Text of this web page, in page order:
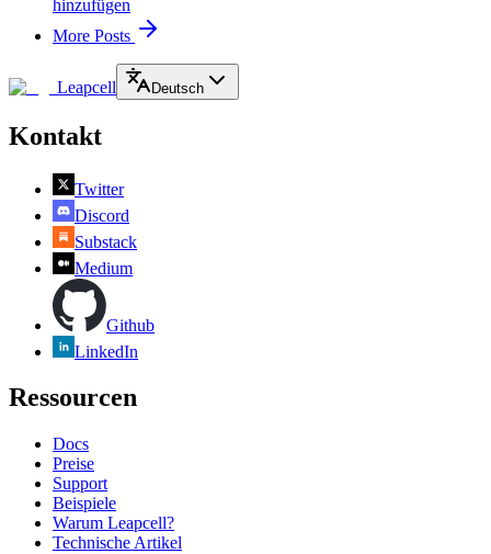
hinzufügen
More Posts
Leapcell Deutsch
Kontakt
Twitter
Discord
Substack
Medium
Github
LinkedIn
Ressourcen
Docs
Preise
Support
Beispiele
Warum Leapcell?
Technische Artikel